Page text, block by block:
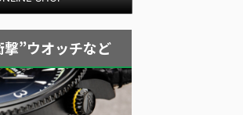
”ウオッチなど